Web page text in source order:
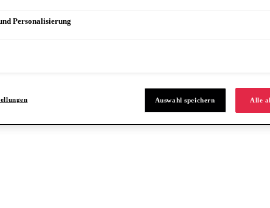
Personalisierung
Auswahl speichern Alle